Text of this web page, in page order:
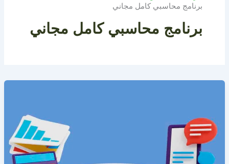
برنامج محاسبي كامل مجاني
برنامج محاسبي كامل مجاني